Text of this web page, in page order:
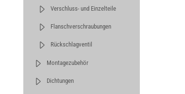
Verschluss- und Einzelteile
Flanschverschraubungen
Rückschlagventil
Montagezubehör
Dichtungen